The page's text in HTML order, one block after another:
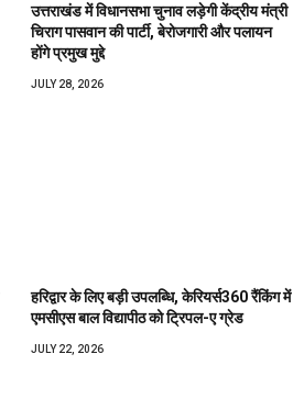
उत्तराखंड में विधानसभा चुनाव लड़ेगी केंद्रीय मंत्री
चिराग पासवान की पार्टी, बेरोजगारी और पलायन
होंगे प्रमुख मुद्दे
JULY 28, 2026
हरिद्वार के लिए बड़ी उपलब्धि, केरियर्स360 रैंकिंग में
एमसीएस बाल विद्यापीठ को ट्रिपल-ए ग्रेड
JULY 22, 2026